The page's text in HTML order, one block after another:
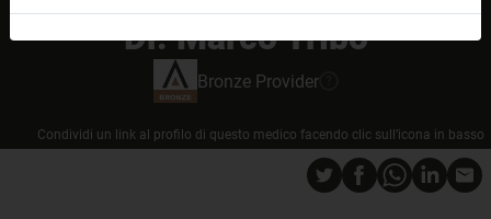
Dr. Marco Tribo
Bronze Provider
Condividi un link al profilo di questo medico facendo clic sull’icona in basso